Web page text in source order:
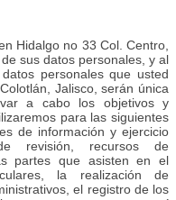
Hidalgo no 33 Col. Centro,
sus datos personales, y al
personales que usted
Jalisco, serán única
a cabo los objetivos y
para las siguientes
de información y ejercicio
revisión, recursos de
partes que asisten en el
la realización de
el registro de los